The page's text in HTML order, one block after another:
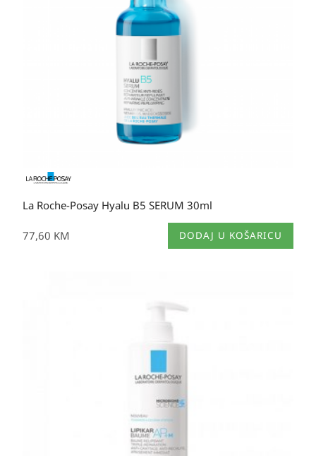
La Roche-Posay Hyalu B5 SERUM 30ml
77,60 KM DODAJ U KOŠARICU